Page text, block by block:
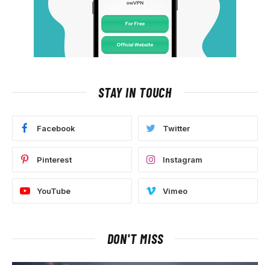
STAY IN TOUCH
Facebook Twitter
Pinterest Instagram
YouTube Vimeo
DON'T MISS